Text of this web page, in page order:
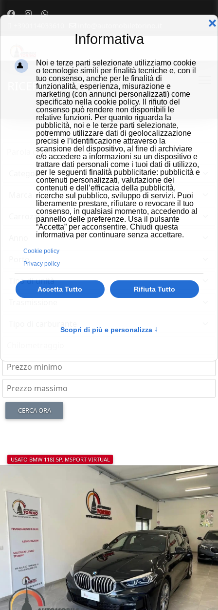
Informativa
Noi e terze parti selezionate utilizziamo cookie
o tecnologie simili per finalità tecniche e, con il
tuo consenso, anche per le finalità di
funzionalità, esperienza, misurazione e
marketing (con annunci personalizzati) come
specificato nella cookie policy. Il rifiuto del
consenso può rendere non disponibili le
relative funzioni. Per quanto riguarda la
pubblicità, noi e le terze parti selezionate,
potremmo utilizzare dati di geolocalizzazione
precisi e l’identificazione attraverso la
scansione del dispositivo, al fine di archiviare
e/o accedere a informazioni su un dispositivo e
trattare dati personali come i tuoi dati di utilizzo,
per le seguenti finalità pubblicitarie: pubblicità e
contenuti personalizzati, valutazione dei
contenuti e dell’efficacia della pubblicità,
ricerche sul pubblico, sviluppo di servizi. Puoi
liberamente prestare, rifiutare o revocare il tuo
consenso, in qualsiasi momento, accedendo al
pannello delle preferenze. Usa il pulsante
“Accetta” per acconsentire. Chiudi questa
informativa per continuare senza accettare.
Cookie policy
Privacy policy
Accetta Tutto Rifiuta Tutto
❌
Scopri di più e personalizza ↑
RICERCA VEICOLI
CERCA ORA
USATO BMW 118I 5P. MSPORT VIRTUAL